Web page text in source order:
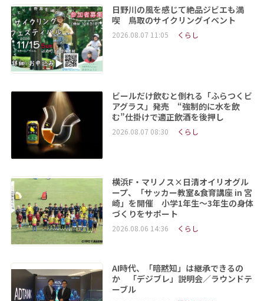
日野川の風を感じて絶品ジビエも満
喫 鳥取のサイクリングイベント
2026.08.07 11:05 くらし
ビールだけ飲むと倒れる「ふらつくビ
アグラス」発売 “強制的に水を飲
む”仕掛けで適正飲酒を後押し
2026.08.07 08:30 くらし
横浜F・マリノス×日清オイリオグル
ープ、「サッカー教室&食育講座 in 宮
崎」を開催 小学1年生～3年生の身体
づくりをサポート
2026.08.06 14:36 くらし
AI時代、「暗黙知」は継承できるの
か 「デジブレ」説明会／ラウンドテ
ーブル